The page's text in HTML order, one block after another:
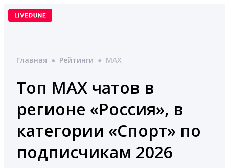
Перейти
Главная ● Рейтинги ● MAX
Топ MAX чатов в
регионе «Россия», в
категории «Спорт» по
подписчикам 2026